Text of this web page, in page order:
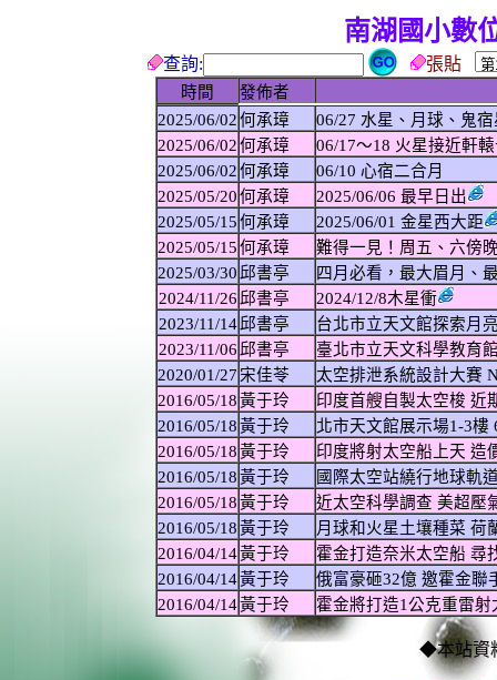
南湖國小數
查詢: 張貼
時間
發佈者
2025/06/02何承璋
06/27 水星、月球、鬼
2025/06/02何承璋
06/17〜18 火星接近軒
2025/06/02何承璋
06/10 心宿二合月
2025/05/20何承璋
2025/06/06 最早日出
2025/05/15何承璋
2025/06/01 金星西大距
2025/05/15何承璋
難得一見！周五、六傍
2025/03/30 邱書亭
四月必看，最大眉月、
2024/11/26 邱書亭
2024/12/8木星衝
2023/11/14 邱書亭
台北市立天文館探索月
2023/11/06 邱書亭
臺北市立天文科學教育
2020/01/27 宋佳苓
太空排泄系統設計大賽
2016/05/18黃于玲
印度首艘自製太空梭 近
2016/05/18黃于玲
北市天文館展示場1-3樓
2016/05/18黃于玲
印度將射太空船上天 造
2016/05/18黃于玲
國際太空站繞行地球軌
2016/05/18黃于玲
近太空科學調查 美超壓
2016/05/18黃于玲
月球和火星土壤種菜 荷
2016/04/14黃于玲
霍金打造奈米太空船 尋
2016/04/14黃于玲
俄富豪砸32億 邀霍金聯
2016/04/14黃于玲 霍金將打造1公克重雷
◆本站資